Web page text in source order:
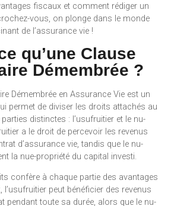
fiscaux et comment rédiger un
vous, on plonge dans le monde
de l’assurance vie !
qu’une Clause
Démembrée ?
Démembrée en Assurance Vie est un
permet de diviser les droits attachés au
distinctes : l’usufruitier et le nu-
a le droit de percevoir les revenus
d’assurance vie, tandis que le nu-
la nue-propriété du capital investi.
confère à chaque partie des avantages
l’usufruitier peut bénéficier des revenus
pendant toute sa durée, alors que le nu-